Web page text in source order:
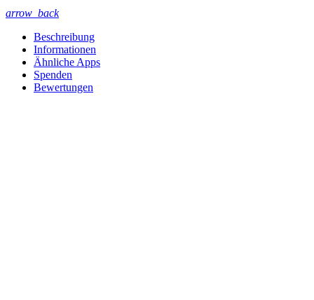
arrow_back
Beschreibung
Informationen
Ähnliche Apps
Spenden
Bewertungen